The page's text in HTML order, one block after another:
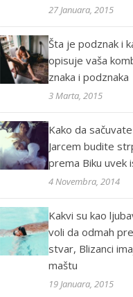
27 Januara, 2015
Šta je podznak i
opisuje vaša
znaka i podznaka
3 Marta, 2015
Kako da
Jarcem budite
prema Biku uvek
4 Novembra, 2014
Kakvi su kao
voli da odmah
stvar, Blizanci
maštu
19 Januara, 2015